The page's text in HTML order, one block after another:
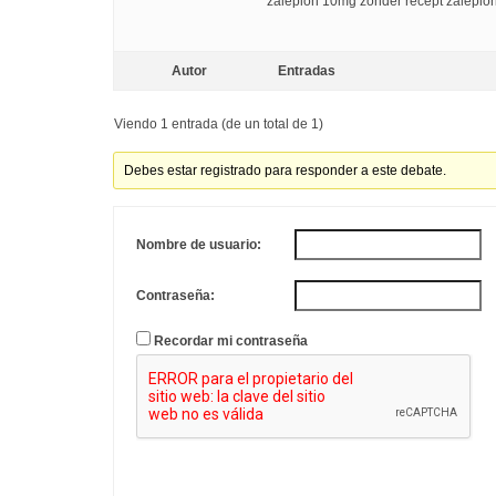
Autor Entradas
Viendo 1 entrada (de un total de 1)
Debes estar registrado para responder a este debate.
Nombre de usuario:
Contraseña:
Recordar mi contraseña